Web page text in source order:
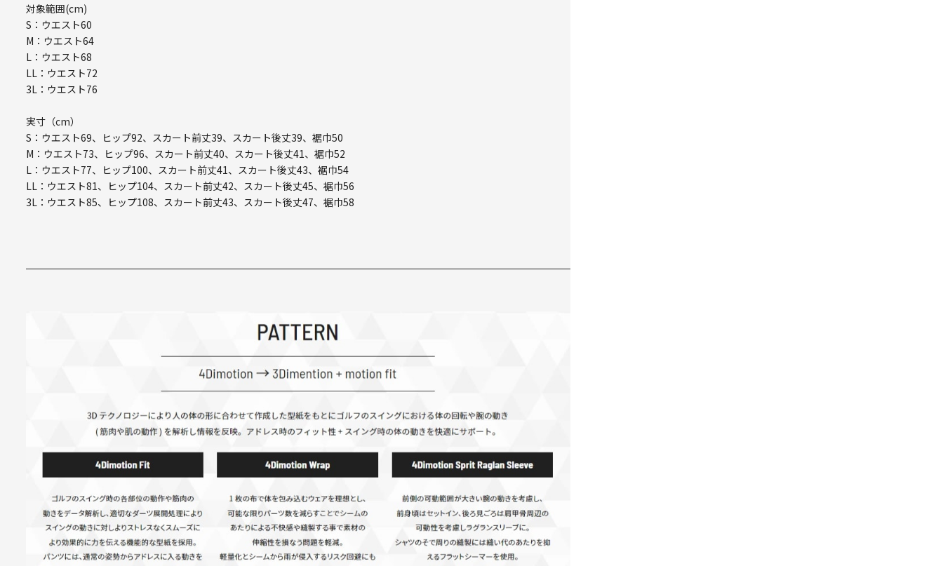
対象範囲(cm)
S：ウエスト60
M：ウエスト64
L：ウエスト68
LL：ウエスト72
3L：ウエスト76
実寸（cm）
S：ウエスト69、ヒップ92、スカート前丈39、スカート後丈39、裾巾50
M：ウエスト73、ヒップ96、スカート前丈40、スカート後丈41、裾巾52
L：ウエスト77、ヒップ100、スカート前丈41、スカート後丈43、裾巾54
LL：ウエスト81、ヒップ104、スカート前丈42、スカート後丈45、裾巾56
3L：ウエスト85、ヒップ108、スカート前丈43、スカート後丈47、裾巾58